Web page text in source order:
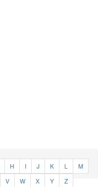
H I J K L
M
V W X Y Z